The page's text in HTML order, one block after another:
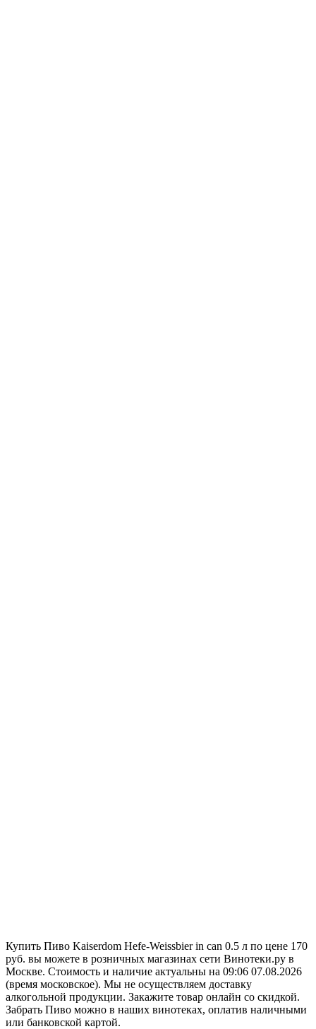
Купить Пиво Kaiserdom Hefe-Weissbier in can 0.5 л по цене 170
руб. вы можете в розничных магазинах сети Винотеки.ру в
Москве. Стоимость и наличие актуальны на 09:06 07.08.2026
(время московское). Мы не осуществляем доставку
алкогольной продукции. Закажите товар онлайн со скидкой.
Забрать Пиво можно в наших винотеках, оплатив наличными
или банковской картой.